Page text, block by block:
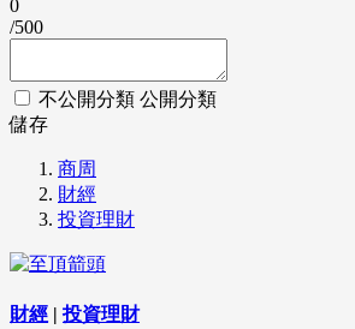
0
/500
不公開分類 公開分類
儲存
商周
財經
投資理財
財經 | 投資理財